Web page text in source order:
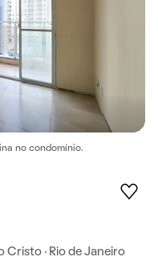
no condomínio.
· Rio de Janeiro